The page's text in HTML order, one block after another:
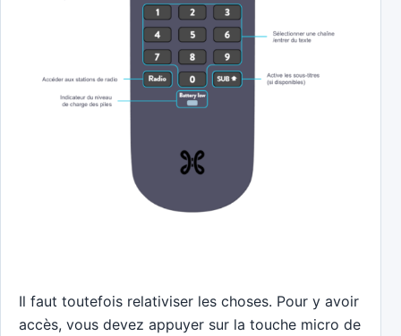
Il faut toutefois relativiser les choses. Pour y avoir
accès, vous devez appuyer sur la touche micro de